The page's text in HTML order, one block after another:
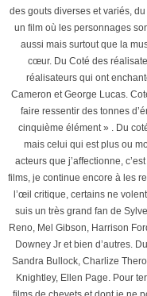
des gouts diverses et variés,
un film où les personnages
aussi mais surtout que la
cœur. Du Coté des
réalisateurs qui ont
Cameron et George Lucas.
faire ressentir des tonnes
cinquième élément » . Du
mais celui qui est plus ou
acteurs que j’affectionne,
films, je continue encore à les
l’œil critique, certains ne
suis un très grand fan de
Reno, Mel Gibson, Harrison
Downey Jr et bien d’autres.
Sandra Bullock, Charlize
Knightley, Ellen Page. Pour